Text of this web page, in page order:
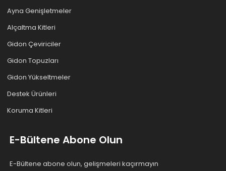
Ayna Genişletmeler
Alçaltma Kitleri
Gidon Çeviriciler
Gidon Topuzları
Gidon Yükseltmeler
Destek Ürünleri
Koruma Kitleri
E-Bültene Abone Olun
E-Bültene abone olun, gelişmeleri kaçırmayın